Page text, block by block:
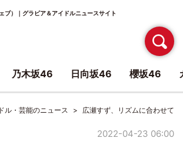
ブ）｜グラビア＆アイドルニュースサイト
ル・芸能のニュース 広瀬すず、リズムに合わせて
2022-04-23 06:00
乃木坂46 日向坂46 櫻坂46